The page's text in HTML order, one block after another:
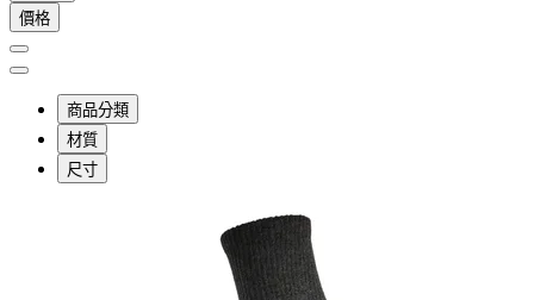
價格
商品分類
材質
尺寸